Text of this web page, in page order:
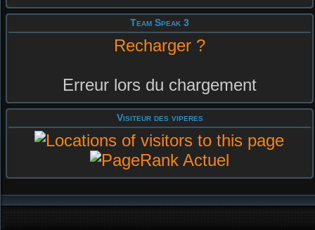
Team Speak 3
Recharger ?
Erreur lors du chargement
Visiteur des viperes